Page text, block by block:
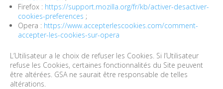
Firefox : https://support.mozilla.org/fr/kb/activer-desactiver-
cookies-preferences ;
Opera : https://www.accepterlescookies.com/comment-
accepter-les-cookies-sur-opera
L’Utilisateur a le choix de refuser les Cookies. Si l’Utilisateur
refuse les Cookies, certaines fonctionnalités du Site peuvent
être altérées. GSA ne saurait être responsable de telles
altérations.